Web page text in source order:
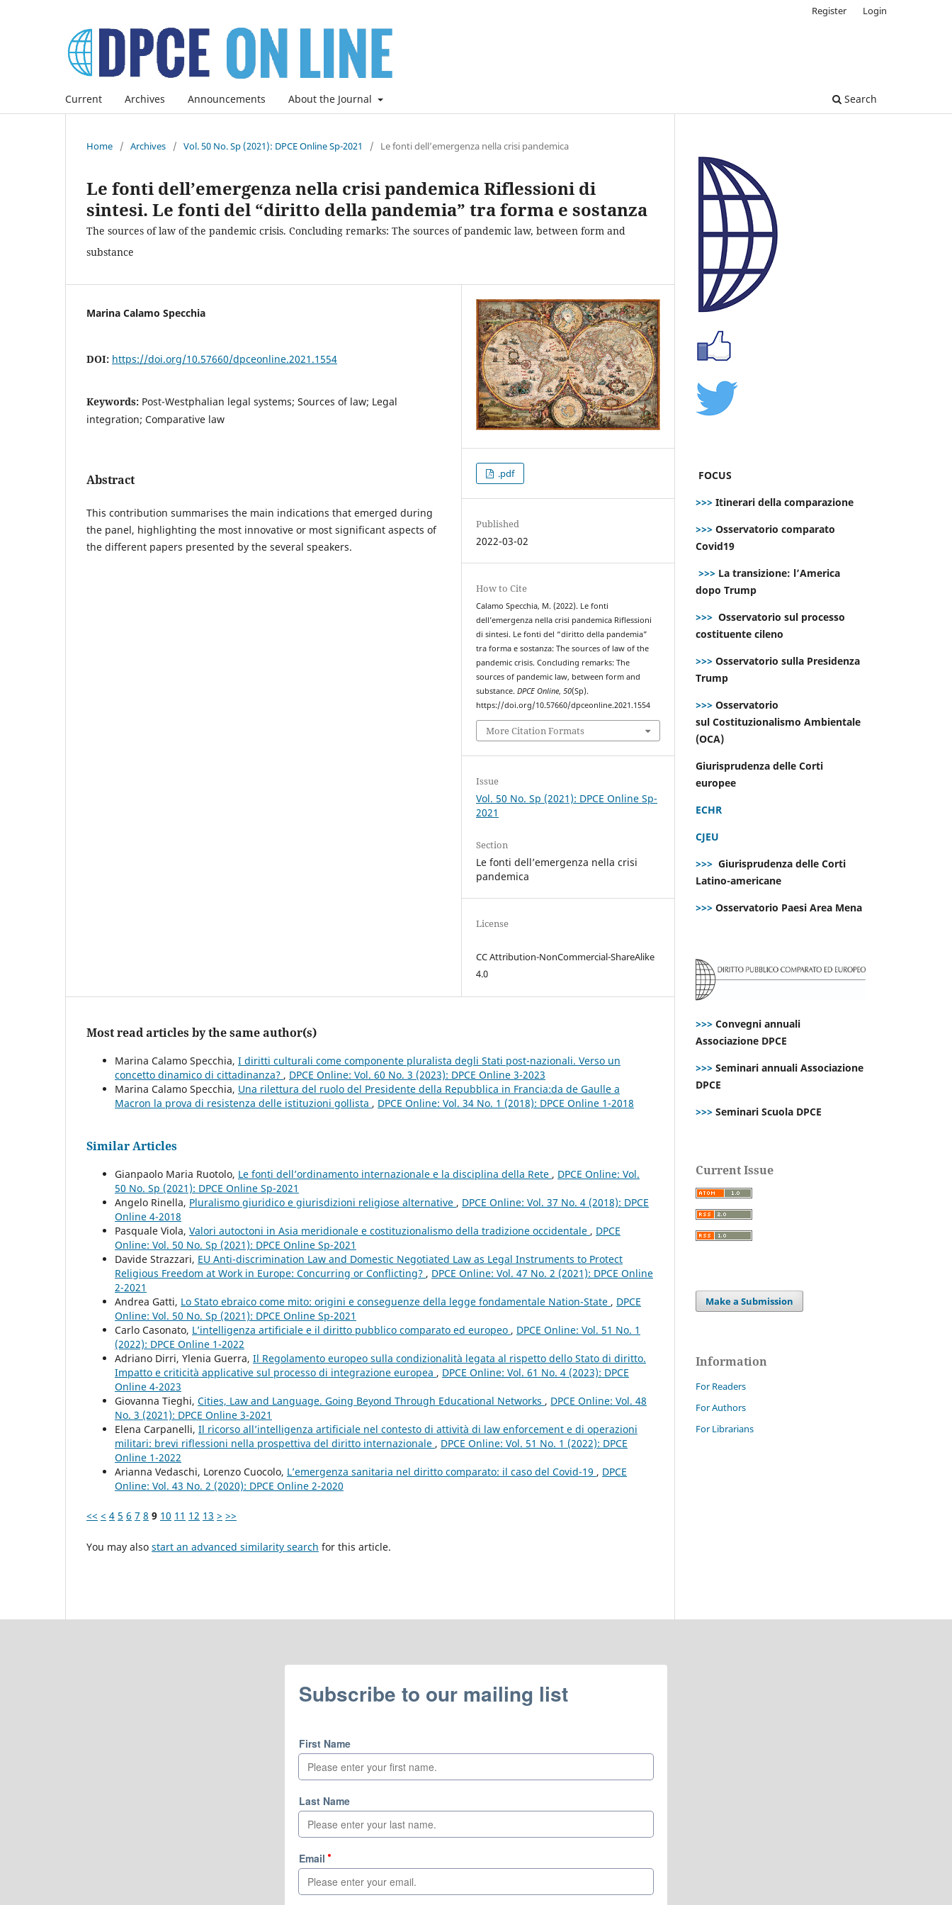
Current Archives Announcements About the Journal Search
Register Login
Home / Archives / Vol. 50 No. Sp (2021): DPCE Online Sp-2021 / Le fonti dell’emergenza nella crisi pandemica
Le fonti dell’emergenza nella crisi pandemica Riflessioni di
sintesi. Le fonti del “diritto della pandemia” tra forma e sostanza
The sources of law of the pandemic crisis. Concluding remarks: The sources of pandemic law, between form and
substance
Marina Calamo Specchia
DOI: https://doi.org/10.57660/dpceonline.2021.1554
Keywords: Post-Westphalian legal systems; Sources of law; Legal
integration; Comparative law
Abstract
This contribution summarises the main indications that emerged during
the panel, highlighting the most innovative or most significant aspects of
the different papers presented by the several speakers.
.pdf
Published
2022-03-02
How to Cite
Calamo Specchia, M. (2022). Le fonti
dell’emergenza nella crisi pandemica Riflessioni
di sintesi. Le fonti del “diritto della pandemia”
tra forma e sostanza: The sources of law of the
pandemic crisis. Concluding remarks: The
sources of pandemic law, between form and
substance.DPCE Online,50(Sp).
https://doi.org/10.57660/dpceonline.2021.1554
More Citation Formats
Issue
Vol. 50 No. Sp (2021): DPCE Online Sp-
2021
Section
Le fonti dell’emergenza nella crisi
pandemica
License
CC Attribution-NonCommercial-ShareAlike
4.0
Most read articles by the same author(s)
Marina Calamo Specchia, I diritti culturali come componente pluralista degli Stati post-nazionali. Verso un
concetto dinamico di cittadinanza? , DPCE Online: Vol. 60 No. 3 (2023): DPCE Online 3-2023
Marina Calamo Specchia, Una rilettura del ruolo del Presidente della Repubblica in Francia:da de Gaulle a
Macron la prova di resistenza delle istituzioni gollista , DPCE Online: Vol. 34 No. 1 (2018): DPCE Online 1-2018
Similar Articles
Gianpaolo Maria Ruotolo, Le fonti dell’ordinamento internazionale e la disciplina della Rete , DPCE Online: Vol.
50 No. Sp (2021): DPCE Online Sp-2021
Angelo Rinella, Pluralismo giuridico e giurisdizioni religiose alternative , DPCE Online: Vol. 37 No. 4 (2018): DPCE
Online 4-2018
Pasquale Viola, Valori autoctoni in Asia meridionale e costituzionalismo della tradizione occidentale , DPCE
Online: Vol. 50 No. Sp (2021): DPCE Online Sp-2021
Davide Strazzari, EU Anti-discrimination Law and Domestic Negotiated Law as Legal Instruments to Protect
Religious Freedom at Work in Europe: Concurring or Conflicting? , DPCE Online: Vol. 47 No. 2 (2021): DPCE Online
2-2021
Andrea Gatti, Lo Stato ebraico come mito: origini e conseguenze della legge fondamentale Nation-State , DPCE
Online: Vol. 50 No. Sp (2021): DPCE Online Sp-2021
Carlo Casonato, L’intelligenza artificiale e il diritto pubblico comparato ed europeo , DPCE Online: Vol. 51 No. 1
(2022): DPCE Online 1-2022
Adriano Dirri, Ylenia Guerra, Il Regolamento europeo sulla condizionalità legata al rispetto dello Stato di diritto.
Impatto e criticità applicative sul processo di integrazione europea , DPCE Online: Vol. 61 No. 4 (2023): DPCE
Online 4-2023
Giovanna Tieghi, Cities, Law and Language. Going Beyond Through Educational Networks , DPCE Online: Vol. 48
No. 3 (2021): DPCE Online 3-2021
Elena Carpanelli, Il ricorso all’intelligenza artificiale nel contesto di attività di law enforcement e di operazioni
militari: brevi riflessioni nella prospettiva del diritto internazionale , DPCE Online: Vol. 51 No. 1 (2022): DPCE
Online 1-2022
Arianna Vedaschi, Lorenzo Cuocolo, L’emergenza sanitaria nel diritto comparato: il caso del Covid-19 , DPCE
Online: Vol. 43 No. 2 (2020): DPCE Online 2-2020
<< < 4 5 6 7 8 9 10 11 12 13 > >>
You may also start an advanced similarity search for this article.
FOCUS
>>> Itinerari della comparazione
>>> Osservatorio comparato
Covid19
>>> La transizione: l’America
dopo Trump
>>> Osservatorio sul processo
costituente cileno
>>> Osservatorio sulla Presidenza
Trump
>>> Osservatorio
sul Costituzionalismo Ambientale
(OCA)
Giurisprudenza delle Corti
europee
ECHR
CJEU
>>> Giurisprudenza delle Corti
Latino-americane
>>> Osservatorio Paesi Area Mena
>>> Convegni annuali
Associazione DPCE
>>> Seminari annuali Associazione
DPCE
>>> Seminari Scuola DPCE
Current Issue
Make a Submission
Information
For Readers
For Authors
For Librarians